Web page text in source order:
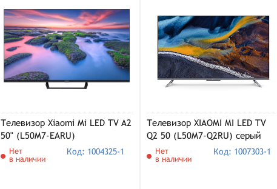
Телевизор Xiaomi Mi LED TV A2
50" (L50M7-EARU)
Нет
в наличии
Код: 1004325-1
Телевизор XIAOMI MI LED TV
Q2 50 (L50M7-Q2RU) серый
Нет
в наличии
Код: 1007303-1